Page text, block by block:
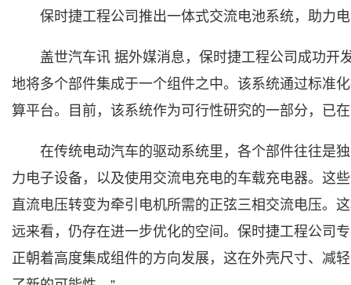
保时捷工程公司推出一体式交流电池系统，助力
盖世汽车讯 据外媒消息，保时捷工程公司成功开
地将多个部件集成于一个组件之中。该系统通过标准
算平台。目前，该系统作为可行性研究的一部分，已
在传统电动汽车的驱动系统里，各个部件往往是
力电子设备，以及使用交流电充电的车载充电器。这
直流电压转变为牵引电机所需的正弦三相交流电压。
远来看，仍存在进一步优化的空间。保时捷工程公司
正朝着高度集成组件的方向发展，这在外壳尺寸、减